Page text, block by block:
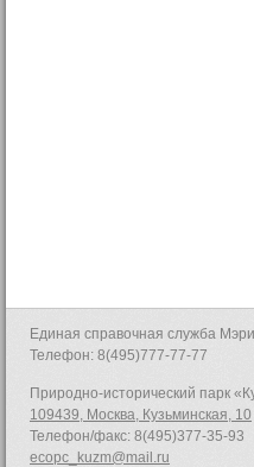
Единая справочная служба
Телефон: 8(495)777-77-77
Природно-исторический парк
109439, Москва, Кузьминская, 10
Телефон/факс: 8(495)377-35-93
ecopc_kuzm@mail.ru